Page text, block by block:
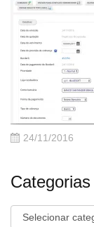
24/11/2016
Categorias
Categorias